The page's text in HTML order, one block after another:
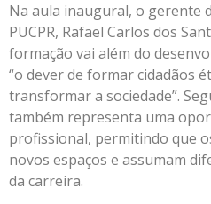
Na aula inaugural, o gerente
PUCPR, Rafael Carlos dos
formação vai além do
“o dever de formar cidadãos
transformar a sociedade”.
também representa uma
profissional, permitindo que
novos espaços e assumam
da carreira.